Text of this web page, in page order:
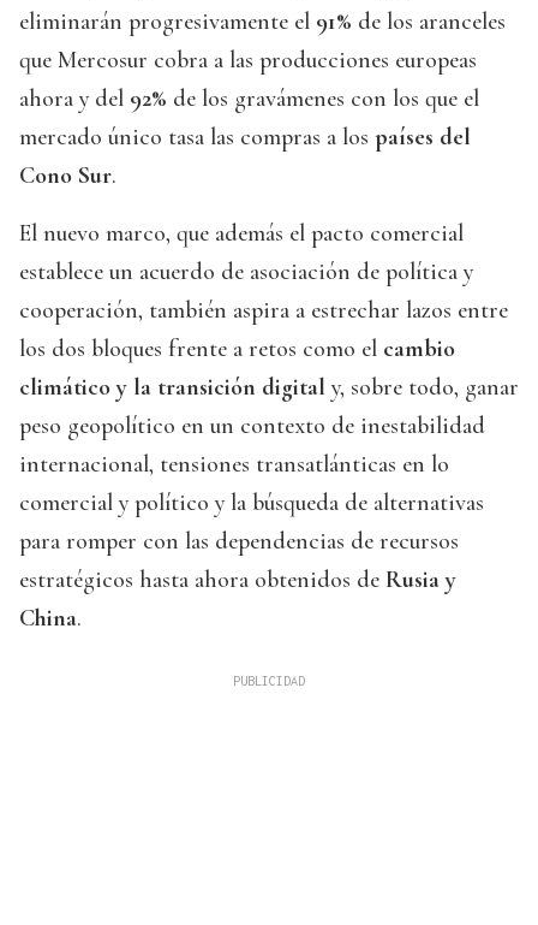
eliminarán progresivamente el 91% de los aranceles
que Mercosur cobra a las producciones europeas
ahora y del 92% de los gravámenes con los que el
mercado único tasa las compras a los países del
Cono Sur.
El nuevo marco, que además el pacto comercial
establece un acuerdo de asociación de política y
cooperación, también aspira a estrechar lazos entre
los dos bloques frente a retos como el cambio
climático y la transición digital y, sobre todo, ganar
peso geopolítico en un contexto de inestabilidad
internacional, tensiones transatlánticas en lo
comercial y político y la búsqueda de alternativas
para romper con las dependencias de recursos
estratégicos hasta ahora obtenidos de Rusia y
China.